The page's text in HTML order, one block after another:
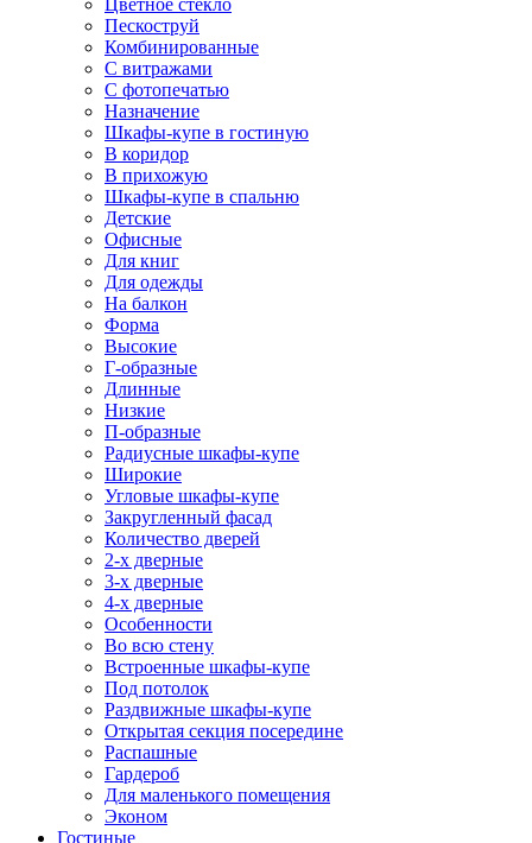
Цветное стекло
Пескоструй
Комбинированные
С витражами
С фотопечатью
Назначение
Шкафы-купе в гостиную
В коридор
В прихожую
Шкафы-купе в спальню
Детские
Офисные
Для книг
Для одежды
На балкон
Форма
Высокие
Г-образные
Длинные
Низкие
П-образные
Радиусные шкафы-купе
Широкие
Угловые шкафы-купе
Закругленный фасад
Количество дверей
2-х дверные
3-х дверные
4-х дверные
Особенности
Во всю стену
Встроенные шкафы-купе
Под потолок
Раздвижные шкафы-купе
Открытая секция посередине
Распашные
Гардероб
Для маленького помещения
Эконом
Гостиные